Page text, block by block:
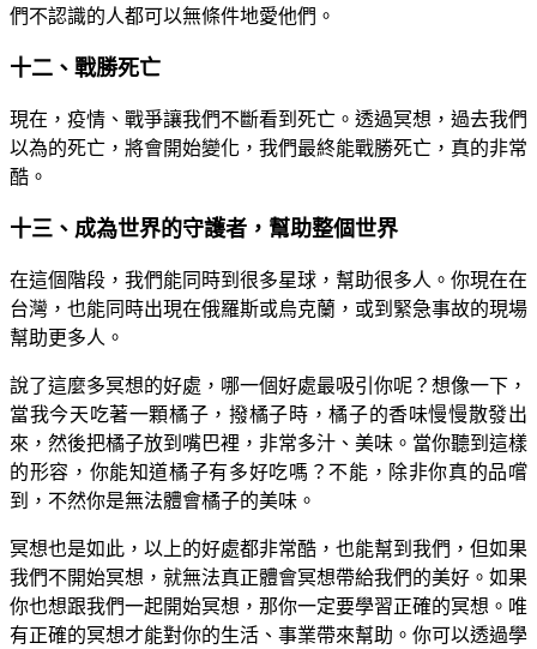
們不認識的人都可以無條件地愛他們。
十二、戰勝死亡
現在，疫情、戰爭讓我們不斷看到死亡。透過冥想，過去我們
以為的死亡，將會開始變化，我們最終能戰勝死亡，真的非常
酷。
十三、成為世界的守護者，幫助整個世界
在這個階段，我們能同時到很多星球，幫助很多人。你現在在
台灣，也能同時出現在俄羅斯或烏克蘭，或到緊急事故的現場
幫助更多人。
說了這麼多冥想的好處，哪一個好處最吸引你呢？想像一下，
當我今天吃著一顆橘子，撥橘子時，橘子的香味慢慢散發出
來，然後把橘子放到嘴巴裡，非常多汁、美味。當你聽到這樣
的形容，你能知道橘子有多好吃嗎？不能，除非你真的品嚐
到，不然你是無法體會橘子的美味。
冥想也是如此，以上的好處都非常酷，也能幫到我們，但如果
我們不開始冥想，就無法真正體會冥想帶給我們的美好。如果
你也想跟我們一起開始冥想，那你一定要學習正確的冥想。唯
有正確的冥想才能對你的生活、事業帶來幫助。你可以透過學